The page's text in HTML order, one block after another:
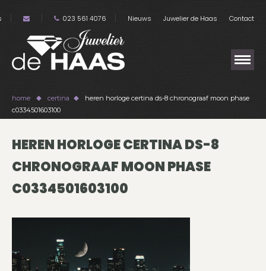
023 561 4076 Nieuws Juwelier de Haas Contact
home certina
heren horloge certina ds-8 chronograaf moon phase
c0334501603100
HEREN HORLOGE CERTINA DS-8
CHRONOGRAAF MOON PHASE
C0334501603100